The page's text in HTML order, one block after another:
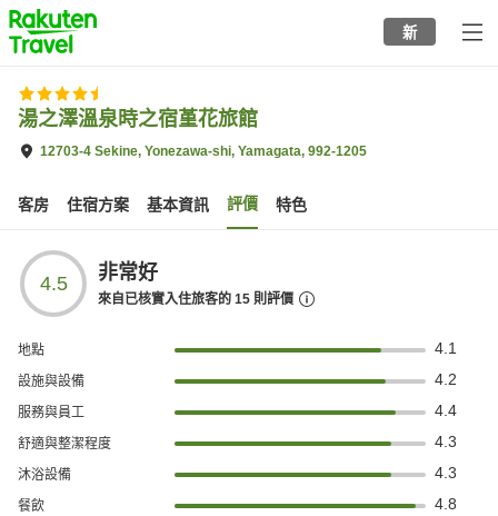
to
top
page
新
湯之澤溫泉時之宿堇花旅館
12703-4 Sekine, Yonezawa-shi, Yamagata, 992-1205
客房 住宿方案 基本資訊 評價 特色
4.5 非常好
來自已核實入住旅客的 15 則評價
地點 4.1
設施與設備 4.2
服務與員工 4.4
舒適與整潔程度 4.3
沐浴設備 4.3
餐飲 4.8